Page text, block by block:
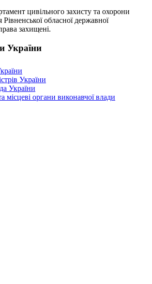
цивільного захисту та охорони
обласної державної
захищені.
України
України
України
місцеві органи виконавчої влади